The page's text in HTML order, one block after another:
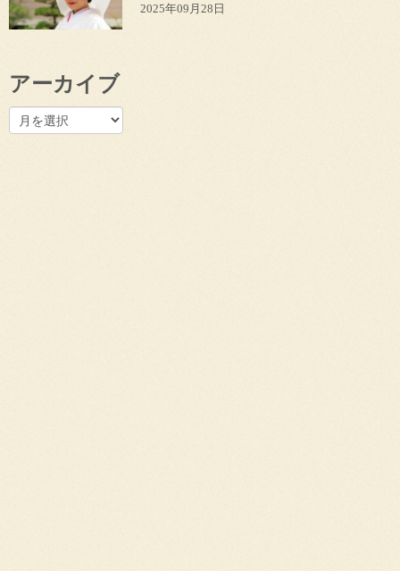
2025年09月28日
アーカイブ